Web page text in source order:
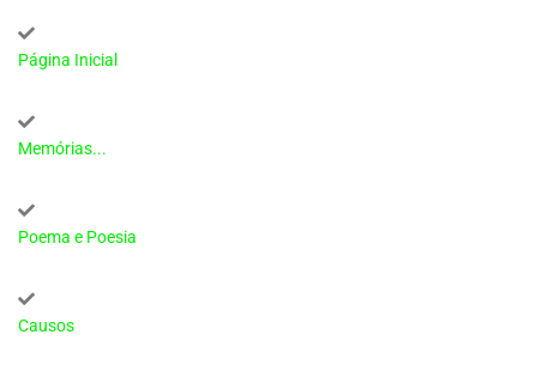
Página Inicial
Memórias...
Poema e Poesia
Causos